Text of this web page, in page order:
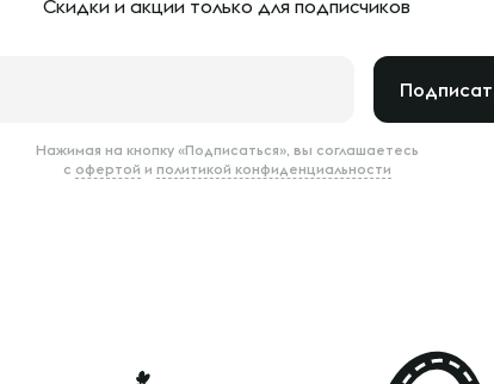
Скидки и акции только для подписчиков
Нажимая на кнопку «Подписаться», вы соглашаетесь
с офертой и политикой конфиденциальности